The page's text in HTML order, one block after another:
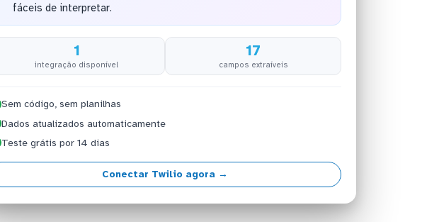
fáceis de interpretar.
1
integração disponível
17
campos extraíveis
Sem código, sem planilhas
Dados atualizados automaticamente
Teste grátis por 14 dias
Conectar Twilio agora →